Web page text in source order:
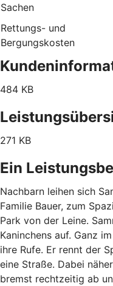
Sachen
Rettungs- und
Bergungskosten
484 KB
271 KB
Ein
Nachbarn leihen sich
Familie Bauer, zum
Park von der Leine.
Kaninchens auf. Ganz
ihre Rufe. Er rennt der
eine Straße. Dabei
bremst rechtzeitig ab